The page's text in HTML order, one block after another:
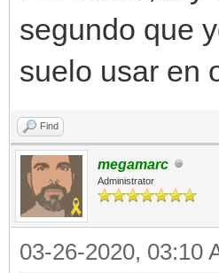
215,242))
class
def
self.x
segundo que
suelo usar en
Find
megamarc
Administrator
03-26-2020, 03:10